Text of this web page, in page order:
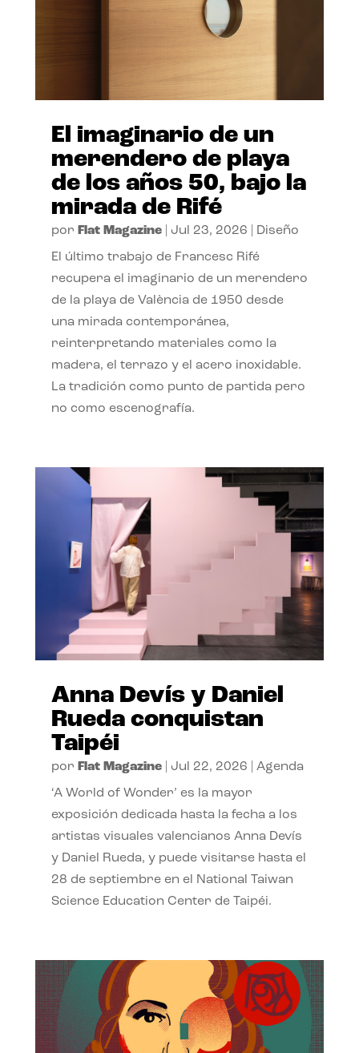
El imaginario de un
merendero de playa
de los años 50, bajo la
mirada de Rifé
por Flat Magazine| Jul 23, 2026 Diseño
El último trabajo de Francesc Rifé
recupera el imaginario de un merendero
de la playa de València de 1950 desde
una mirada contemporánea,
reinterpretando materiales como la
madera, el terrazo y el acero inoxidable.
La tradición como punto de partida pero
no como escenografía.
Anna Devís y Daniel
Rueda conquistan
Taipéi
por Flat Magazine| Jul 22, 2026 Agenda
‘A World of Wonder’ es la mayor
exposición dedicada hasta la fecha a los
artistas visuales valencianos Anna Devís
y Daniel Rueda, y puede visitarse hasta el
28 de septiembre en el National Taiwan
Science Education Center de Taipéi.